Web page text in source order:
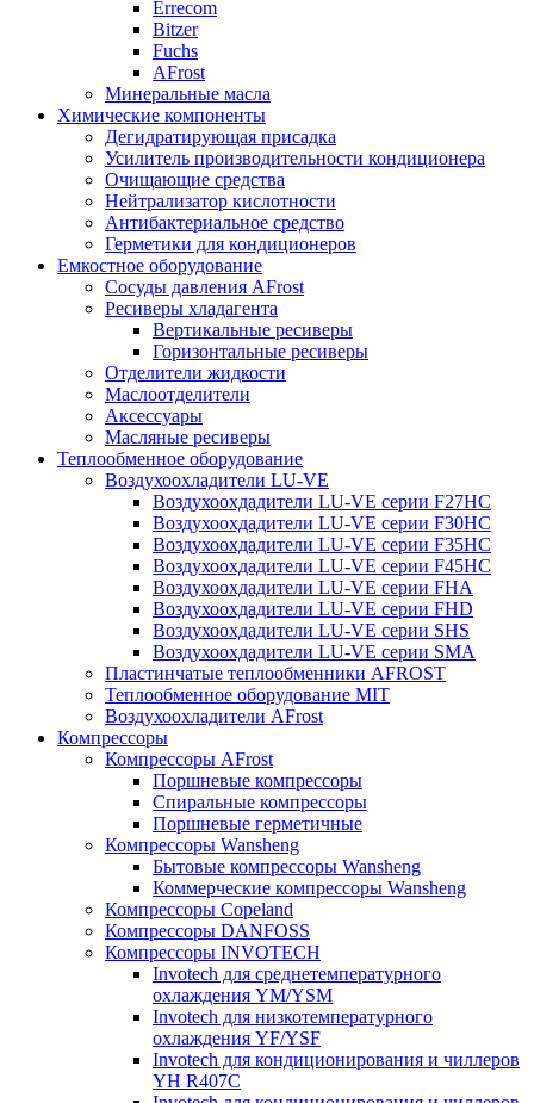
Errecom
Bitzer
Fuchs
AFrost
Минеральные масла
Химические компоненты
Дегидратирующая присадка
Усилитель производительности кондиционера
Очищающие средства
Нейтрализатор кислотности
Антибактериальное средство
Герметики для кондиционеров
Емкостное оборудование
Сосуды давления AFrost
Ресиверы хладагента
Вертикальные ресиверы
Горизонтальные ресиверы
Отделители жидкости
Маслоотделители
Аксессуары
Масляные ресиверы
Теплообменное оборудование
Воздухоохладители LU-VE
Воздухоохдадители LU-VE серии F27HC
Воздухоохдадители LU-VE серии F30HC
Воздухоохдадители LU-VE серии F35HC
Воздухоохдадители LU-VE серии F45HC
Воздухоохдадители LU-VE серии FHA
Воздухоохдадители LU-VE серии FHD
Воздухоохдадители LU-VE серии SHS
Воздухоохдадители LU-VE серии SMA
Пластинчатые теплообменники AFROST
Теплообменное оборудование MIT
Воздухоохладители AFrost
Компрессоры
Компрессоры AFrost
Поршневые компрессоры
Спиральные компрессоры
Поршневые герметичные
Компрессоры Wansheng
Бытовые компрессоры Wansheng
Коммерческие компрессоры Wansheng
Компрессоры Copeland
Компрессоры DANFOSS
Компрессоры INVOTECH
Invotech для среднетемпературного
охлаждения YM/YSM
Invotech для низкотемпературного
охлаждения YF/YSF
Invotech для кондиционирования и чиллеров
YH R407C